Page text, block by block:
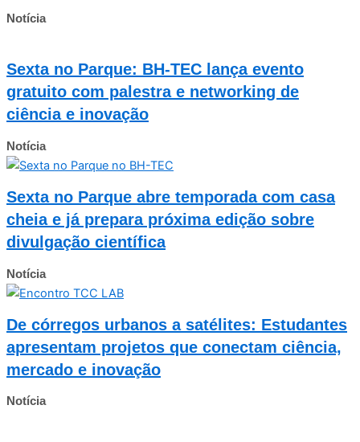
Notícia
Sexta no Parque: BH-TEC lança evento
gratuito com palestra e networking de
ciência e inovação
Notícia
Sexta no Parque abre temporada com casa
cheia e já prepara próxima edição sobre
divulgação científica
Notícia
De córregos urbanos a satélites: Estudantes
apresentam projetos que conectam ciência,
mercado e inovação
Notícia